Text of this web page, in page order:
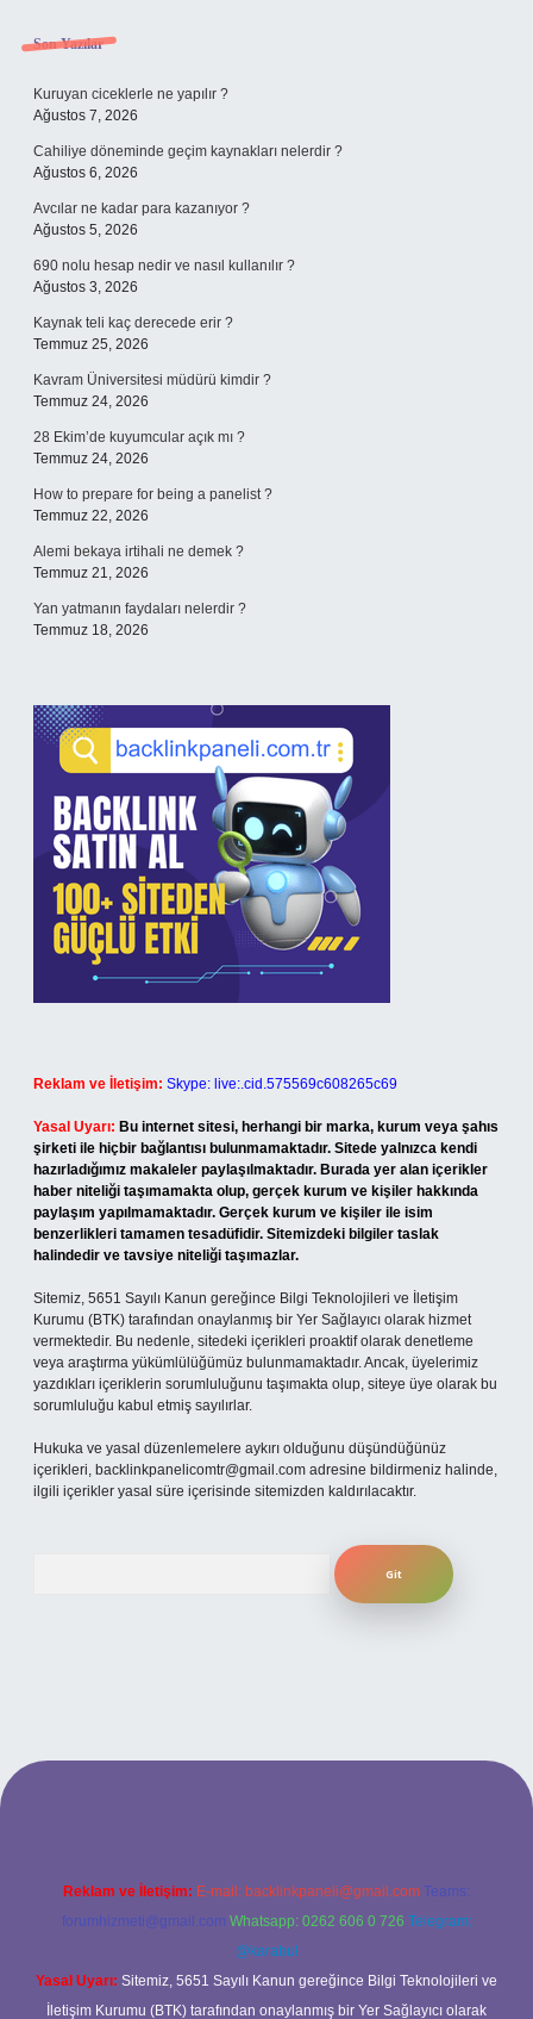
Sidebar
Son Yazılar
Kuruyan ciceklerle ne yapılır ?
Ağustos 7, 2026
Cahiliye döneminde geçim kaynakları nelerdir ?
Ağustos 6, 2026
Avcılar ne kadar para kazanıyor ?
Ağustos 5, 2026
690 nolu hesap nedir ve nasıl kullanılır ?
Ağustos 3, 2026
Kaynak teli kaç derecede erir ?
Temmuz 25, 2026
Kavram Üniversitesi müdürü kimdir ?
Temmuz 24, 2026
28 Ekim’de kuyumcular açık mı ?
Temmuz 24, 2026
How to prepare for being a panelist ?
Temmuz 22, 2026
Alemi bekaya irtihali ne demek ?
Temmuz 21, 2026
Yan yatmanın faydaları nelerdir ?
Temmuz 18, 2026
Reklam ve İletişim: Skype: live:.cid.575569c608265c69
Yasal Uyarı: Bu internet sitesi, herhangi bir marka, kurum veya şahıs
şirketi ile hiçbir bağlantısı bulunmamaktadır. Sitede yalnızca kendi
hazırladığımız makaleler paylaşılmaktadır. Burada yer alan içerikler
haber niteliği taşımamakta olup, gerçek kurum ve kişiler hakkında
paylaşım yapılmamaktadır. Gerçek kurum ve kişiler ile isim
benzerlikleri tamamen tesadüfidir. Sitemizdeki bilgiler taslak
halindedir ve tavsiye niteliği taşımazlar.
Sitemiz, 5651 Sayılı Kanun gereğince Bilgi Teknolojileri ve İletişim
Kurumu (BTK) tarafından onaylanmış bir Yer Sağlayıcı olarak hizmet
vermektedir. Bu nedenle, sitedeki içerikleri proaktif olarak denetleme
veya araştırma yükümlülüğümüz bulunmamaktadır. Ancak, üyelerimiz
yazdıkları içeriklerin sorumluluğunu taşımakta olup, siteye üye olarak bu
sorumluluğu kabul etmiş sayılırlar.
Hukuka ve yasal düzenlemelere aykırı olduğunu düşündüğünüz
içerikleri, backlinkpanelicomtr@gmail.com adresine bildirmeniz halinde,
ilgili içerikler yasal süre içerisinde sitemizden kaldırılacaktır.
adresi
Reklam ve İletişim: E-mail: backlinkpaneli@gmail.com Teams:
forumhizmeti@gmail.com Whatsapp: 0262 606 0 726 Telegram:
@karabul
Yasal Uyarı: Sitemiz, 5651 Sayılı Kanun gereğince Bilgi Teknolojileri ve
İletişim Kurumu (BTK) tarafından onaylanmış bir Yer Sağlayıcı olarak